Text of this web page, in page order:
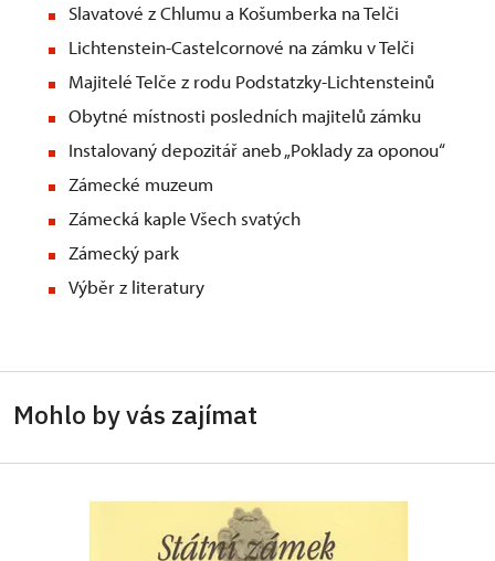
Slavatové z Chlumu a Košumberka na Telči
Lichtenstein-Castelcornové na zámku v Telči
Majitelé Telče z rodu Podstatzky-Lichtensteinů
Obytné místnosti posledních majitelů zámku
Instalovaný depozitář aneb „Poklady za oponou“
Zámecké muzeum
Zámecká kaple Všech svatých
Zámecký park
Výběr z literatury
Mohlo by vás zajímat